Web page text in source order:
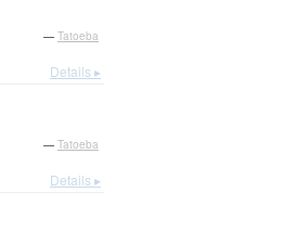
— Tatoeba
Details ▸
— Tatoeba
Details ▸